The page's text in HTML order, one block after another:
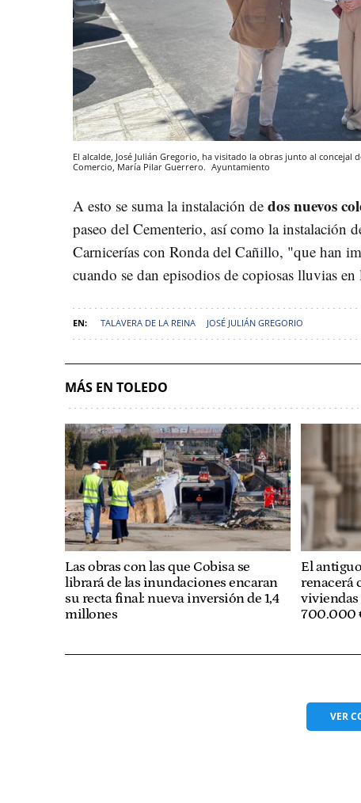
El alcalde, José Julián Gregorio, ha visitado la obras junto al concejal
Comercio, María Pilar Guerrero. Ayuntamiento
A esto se suma la instalación de dos nuevos
paseo del Cementerio, así como la instalación
Carnicerías con Ronda del Cañillo, "que han
cuando se dan episodios de copiosas lluvias
TALAVERA DE LA REINA JOSÉ JULIÁN GREGORIO
MÁS EN TOLEDO
Las obras con las que Cobisa se
librará de las inundaciones encaran
su recta final: nueva inversión de 1,4
millones
El
renacerá
700.000
VER